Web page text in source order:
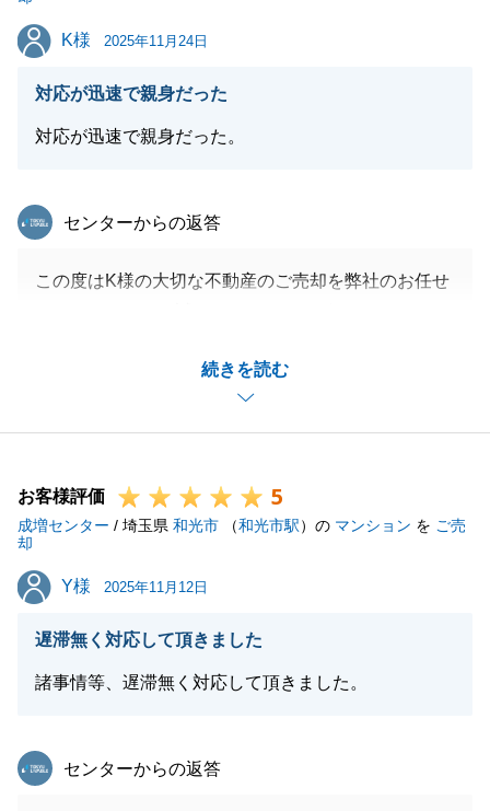
K様
K様 2025年11月24日
対応が迅速で親身だった
対応が迅速で親身だった。
続きを読む
東急リバブル
センターからの返答
この度はK様の大切な不動産のご売却を弊社のお任せ
を迅速にご対応いただき、無事ご決済まで迎えること
ができました。重ねて感謝申し上げます。
非対面でのご決済であったため、最後にお会いするこ
はお気軽にご相談ください。今後とも宜しくお願いい
たします。
お客様評価 5
成増センター / 埼玉県 和光市 （和光市駅）の マンション を ご売
却
Y様
Y様 2025年11月12日
遅滞無く対応して頂きました
諸事情等、遅滞無く対応して頂きました。
東急リバブル
センターからの返答